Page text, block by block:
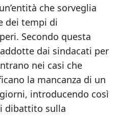
che sorveglia
dei tempi di
Secondo questa
dai sindacati per
nei casi che
la mancanza di un
introducendo così
dibattito sulla